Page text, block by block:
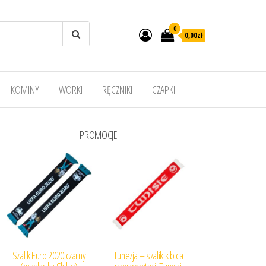
0
0,00zł
KOMINY WORKI RĘCZNIKI CZAPKI
PROMOCJE
Szalik Euro 2020 czarny Tunezja – szalik kibica